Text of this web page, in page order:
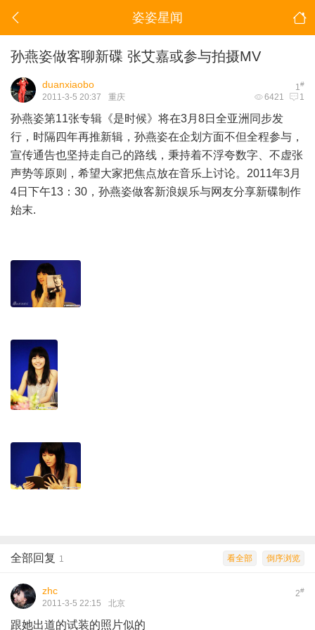
姿姿星闻
孙燕姿做客聊新碟 张艾嘉或参与拍摄MV
1#
duanxiaobo
6421 1
2011-3-5 20:37 重庆
孙燕姿第11张专辑《是时候》将在3月8日全亚洲同步发
行，时隔四年再推新辑，孙燕姿在企划方面不但全程参与，
宣传通告也坚持走自己的路线，秉持着不浮夸数字、不虚张
声势等原则，希望大家把焦点放在音乐上讨论。2011年3月
4日下午13：30，孙燕姿做客新浪娱乐与网友分享新碟制作
始末.
倒序浏览
看全部
全部回复 1
2#
zhc
2011-3-5 22:15 北京
跟她出道的试装的照片似的